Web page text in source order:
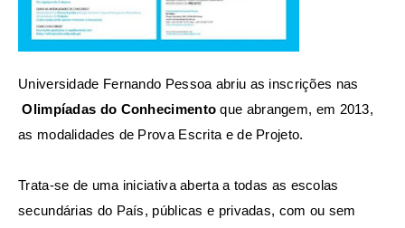
Universidade Fernando Pessoa abriu as inscrições nas
Olimpíadas do Conhecimento que abrangem, em 2013,
as modalidades de Prova Escrita e de Projeto.
Trata-se de uma iniciativa aberta a todas as escolas
secundárias do País, públicas e privadas, com ou sem